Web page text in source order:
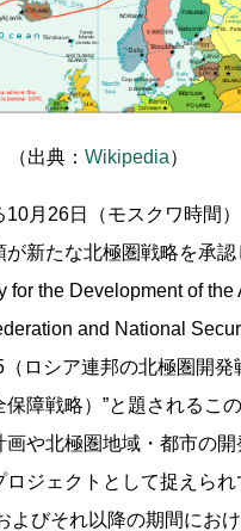
（出典： Wikipedia）
10月26日（モスクワ時間
新たな北極圏戦略を承認
for the Development of the
and National
（ロシア連邦の北極圏開発
障戦略）”と題されるこ
画や北極圏地域・都市の開
ジェクトとして捉えられ
よびそれ以降の期間にお